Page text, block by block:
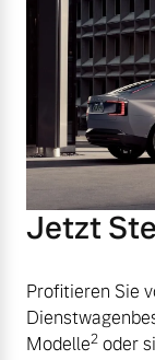
Jetzt
Profitieren Sie
Modelle2 oder